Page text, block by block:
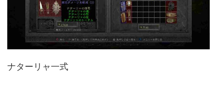
ナターリャ一式